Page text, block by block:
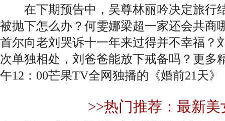
在下期预告中，吴尊林丽吟决定旅行
被抛下怎么办？何雯娜梁超一家还会共商
首尔向老刘哭诉十一年来过得并不幸福？
次单独相处，刘爸爸能放下戒备吗？更多
午12：00芒果TV全网独播的《婚前21天
>>热门推荐：最新美